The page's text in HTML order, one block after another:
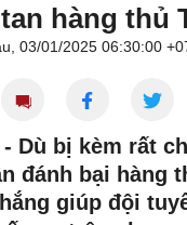
hàng thủ
03/01/2025 06:30:00
Dù bị kèm rất
đánh bại hàng
giúp đội